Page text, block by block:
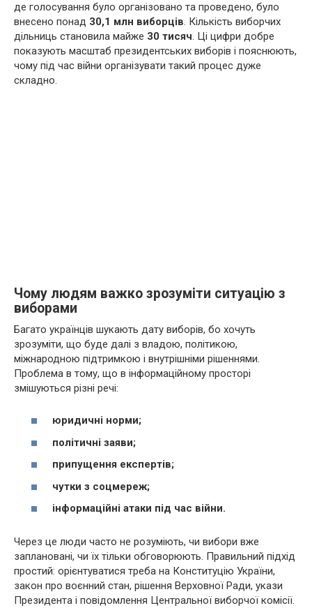
де голосування було організовано та проведено, було
внесено понад 30,1 млн виборців. Кількість виборчих
дільниць становила майже 30 тисяч. Ці цифри добре
показують масштаб президентських виборів і пояснюють,
чому під час війни організувати такий процес дуже
складно.
Чому людям важко зрозуміти ситуацію з
виборами
Багато українців шукають дату виборів, бо хочуть
зрозуміти, що буде далі з владою, політикою,
міжнародною підтримкою і внутрішніми рішеннями.
Проблема в тому, що в інформаційному просторі
змішуються різні речі:
юридичні норми;
політичні заяви;
припущення експертів;
чутки з соцмереж;
інформаційні атаки під час війни.
Через це люди часто не розуміють, чи вибори вже
заплановані, чи їх тільки обговорюють. Правильний підхід
простий: орієнтуватися треба на Конституцію України,
закон про воєнний стан, рішення Верховної Ради, укази
Президента і повідомлення Центральної виборчої комісії.